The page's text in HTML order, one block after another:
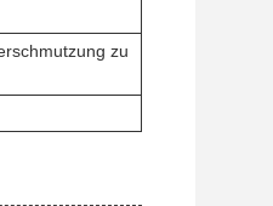
zu